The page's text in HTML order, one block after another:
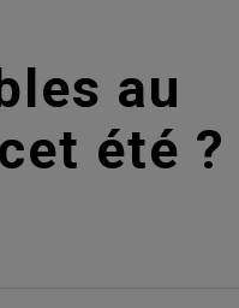
au
été ?